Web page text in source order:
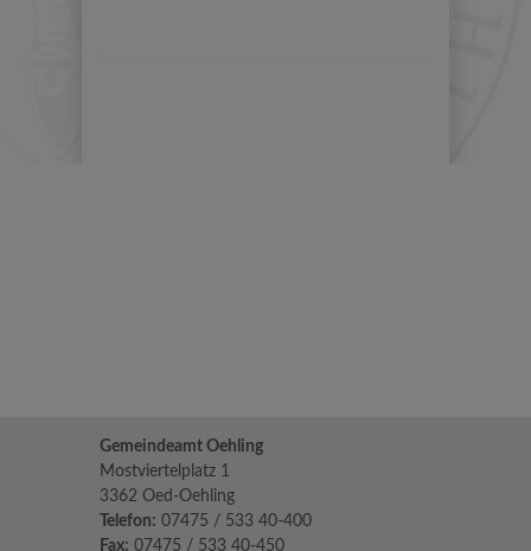
Gemeindeamt Oehling
Mostviertelplatz 1
3362 Oed-Oehling
Telefon: 07475 / 533 40-400
Fax: 07475 / 533 40-450